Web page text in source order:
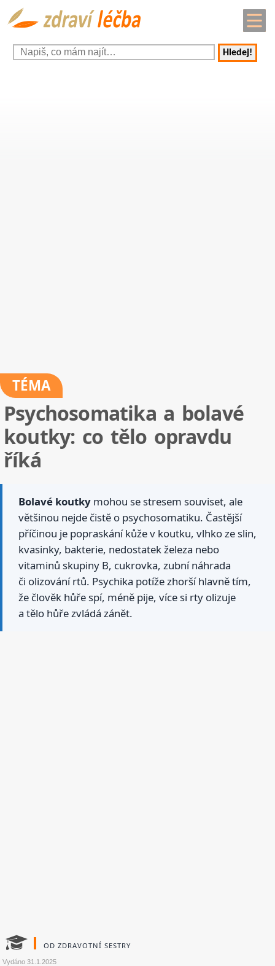
Hledej!
TÉMA
Psychosomatika a bolavé
koutky: co tělo opravdu
říká
Bolavé koutky mohou se stresem souviset, ale
většinou nejde čistě o psychosomatiku. Častější
příčinou je popraskání kůže v koutku, vlhko ze slin,
kvasinky, bakterie, nedostatek železa nebo
vitaminů skupiny B, cukrovka, zubní náhrada
či olizování rtů. Psychika potíže zhorší hlavně tím,
že člověk hůře spí, méně pije, více si rty olizuje
a tělo hůře zvládá zánět.
OD ZDRAVOTNÍ SESTRY
Vydáno31.1.2025